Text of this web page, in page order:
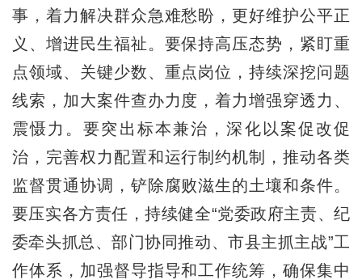
事，着力解决群众急难愁盼，更好维护公平正
义、增进民生福祉。要保持高压态势，紧盯重
点领域、关键少数、重点岗位，持续深挖问题
线索，加大案件查办力度，着力增强穿透力、
震慑力。要突出标本兼治，深化以案促改促
治，完善权力配置和运行制约机制，推动各类
监督贯通协调，铲除腐败滋生的土壤和条件。
要压实各方责任，持续健全“党委政府主责、纪
委牵头抓总、部门协同推动、市县主抓主战”工
作体系，加强督导指导和工作统筹，确保集中